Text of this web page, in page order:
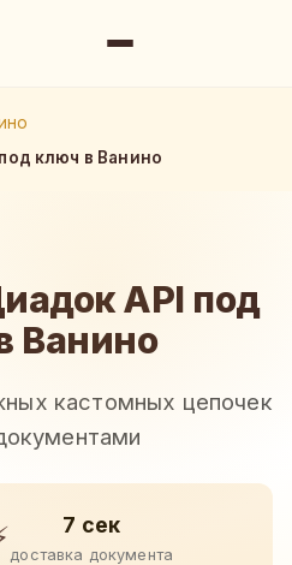
ключ в Ванино
API под
Ванино
кастомных цепочек
7 сек
доставка документа